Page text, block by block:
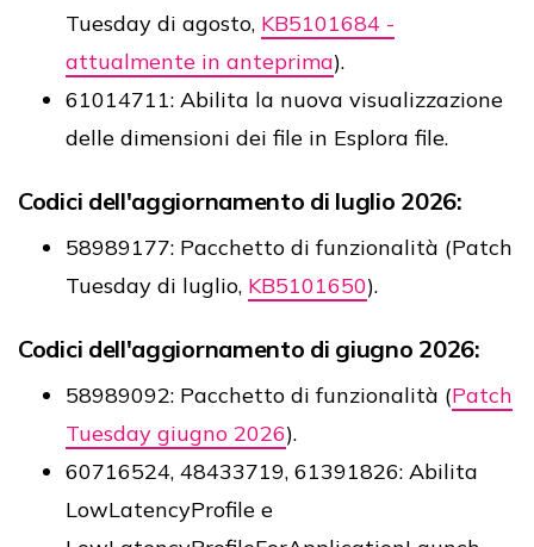
Tuesday di agosto, KB5101684 -
attualmente in anteprima).
61014711: Abilita la nuova visualizzazione
delle dimensioni dei file in Esplora file.
Codici dell'aggiornamento di luglio 2026:
58989177: Pacchetto di funzionalità (Patch
Tuesday di luglio, KB5101650).
Codici dell'aggiornamento di giugno 2026:
58989092: Pacchetto di funzionalità (Patch
Tuesday giugno 2026).
60716524, 48433719, 61391826: Abilita
LowLatencyProfile e